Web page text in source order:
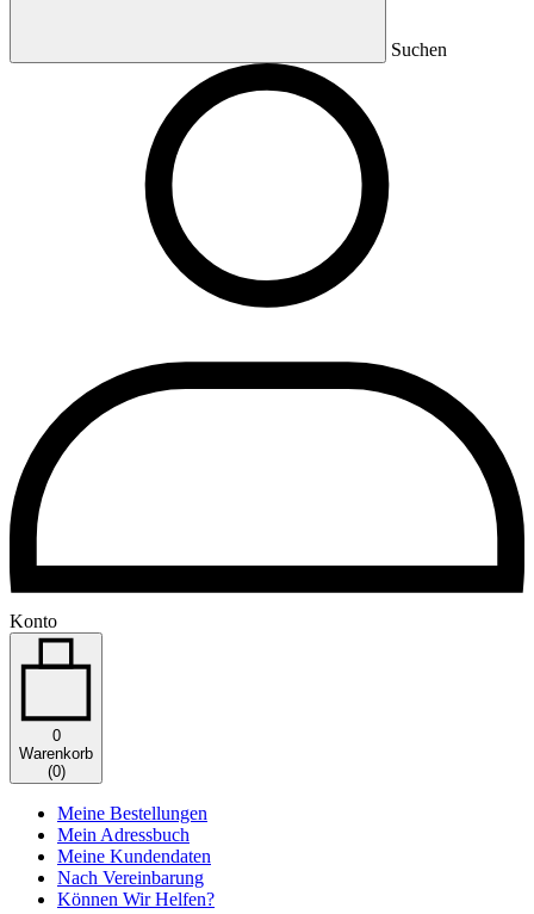
Suchen
Konto
0
Warenkorb
(0)
Meine Bestellungen
Mein Adressbuch
Meine Kundendaten
Nach Vereinbarung
Können Wir Helfen?